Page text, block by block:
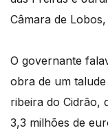
Câmara de
O governante
obra de um
ribeira do Cidrão,
3,3 milhões de